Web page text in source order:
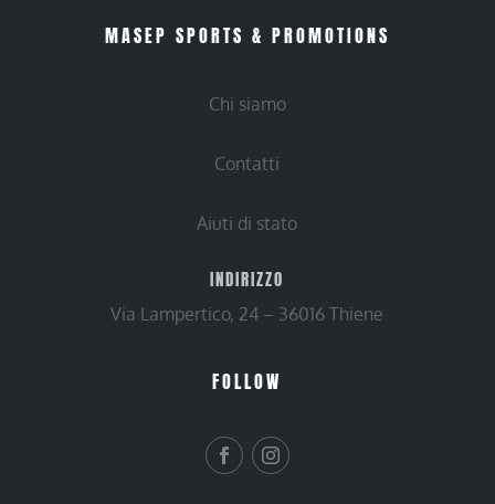
MASEP SPORTS & PROMOTIONS
Chi siamo
Contatti
Aiuti di stato
INDIRIZZO
Via Lampertico, 24 – 36016 Thiene
FOLLOW